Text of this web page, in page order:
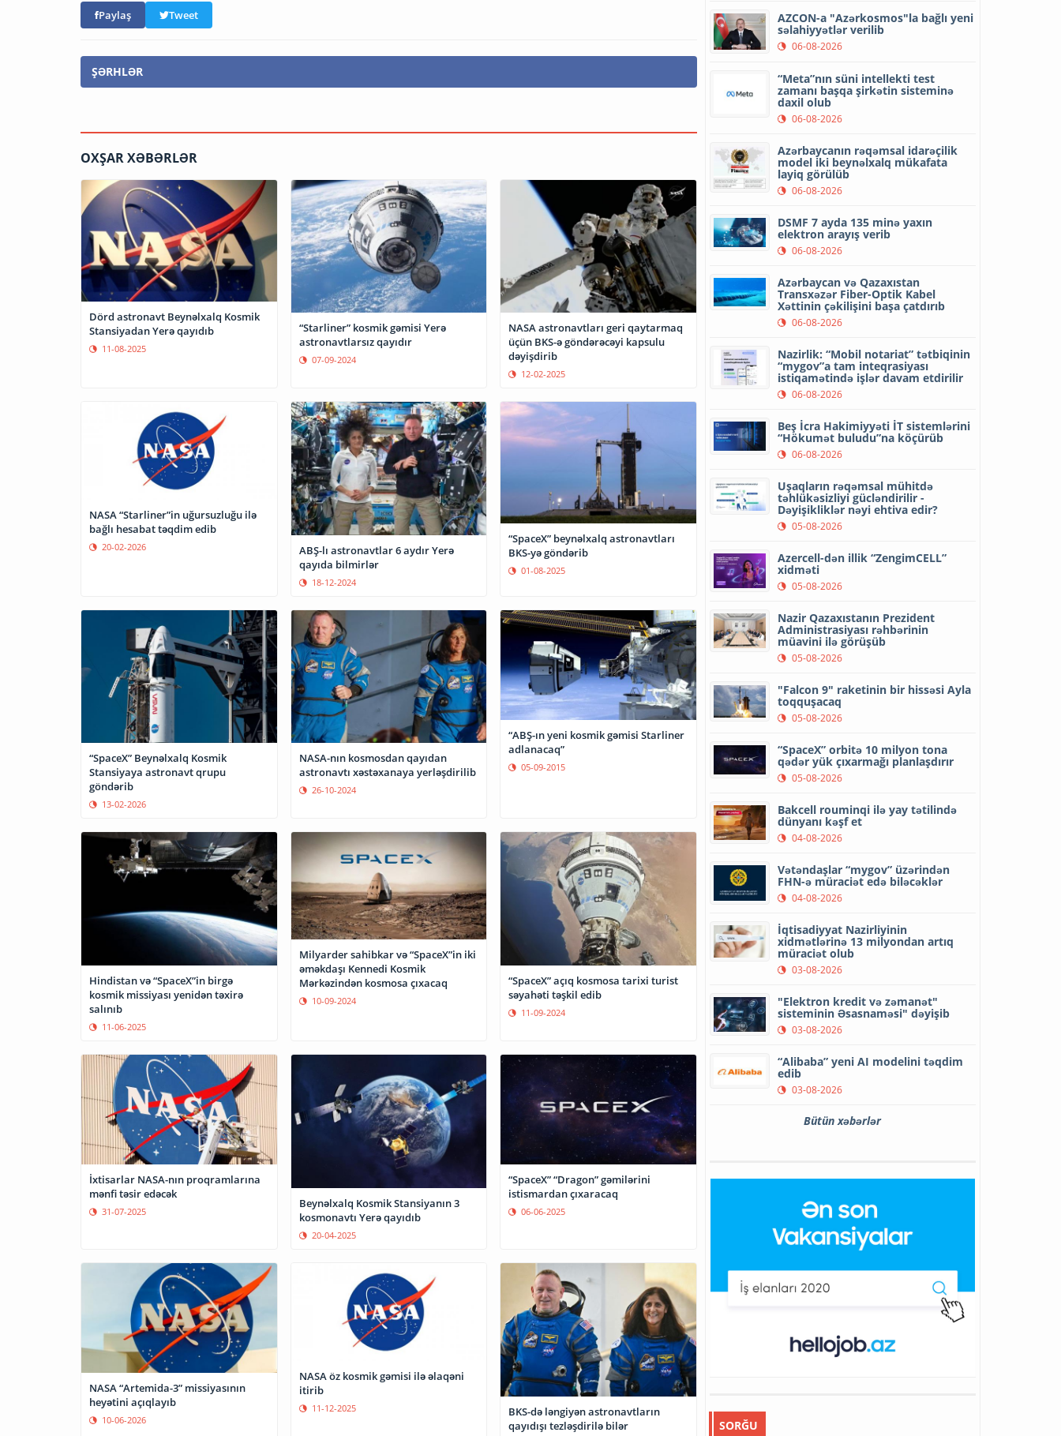
Paylaş Tweet
ŞƏRHLƏR
OXŞAR XƏBƏRLƏR
Dörd astronavt Beynəlxalq Kosmik
Stansiyadan Yerə qayıdıb
11-08-2025
“Starliner” kosmik gəmisi Yerə
astronavtlarsız qayıdır
07-09-2024
NASA astronavtları geri qaytarmaq
üçün BKS-ə göndərəcəyi kapsulu
dəyişdirib
12-02-2025
NASA “Starliner”in uğursuzluğu ilə
bağlı hesabat təqdim edib
20-02-2026
ABŞ-lı astronavtlar 6 aydır Yerə
qayıda bilmirlər
18-12-2024
“SpaceX” beynəlxalq astronavtları
BKS-yə göndərib
01-08-2025
“SpaceX” Beynəlxalq Kosmik
Stansiyaya astronavt qrupu
göndərib
13-02-2026
NASA-nın kosmosdan qayıdan
astronavtı xəstəxanaya yerləşdirilib
26-10-2024
“ABŞ-ın yeni kosmik gəmisi Starliner
adlanacaq”
05-09-2015
Hindistan və “SpaceX”in birgə
kosmik missiyası yenidən təxirə
salınıb
11-06-2025
Milyarder sahibkar və “SpaceX”in iki
əməkdaşı Kennedi Kosmik
Mərkəzindən kosmosa çıxacaq
10-09-2024
“SpaceX” açıq kosmosa tarixi turist
səyahəti təşkil edib
11-09-2024
İxtisarlar NASA-nın proqramlarına
mənfi təsir edəcək
31-07-2025
Beynəlxalq Kosmik Stansiyanın 3
kosmonavtı Yerə qayıdıb
20-04-2025
“SpaceX” “Dragon” gəmilərini
istismardan çıxaracaq
06-06-2025
NASA “Artemida-3” missiyasının
heyətini açıqlayıb
10-06-2026
NASA öz kosmik gəmisi ilə əlaqəni
itirib
11-12-2025
BKS-də ləngiyən astronavtların
qayıdışı tezləşdirilə bilər
AZCON-a "Azərkosmos"la bağlı yeni
səlahiyyətlər verilib
06-08-2026
“Meta”nın süni intellekti test
zamanı başqa şirkətin sisteminə
daxil olub
06-08-2026
Azərbaycanın rəqəmsal idarəçilik
model iki beynəlxalq mükafata
layiq görülüb
06-08-2026
DSMF 7 ayda 135 minə yaxın
elektron arayış verib
06-08-2026
Azərbaycan və Qazaxıstan
Transxəzər Fiber-Optik Kabel
Xəttinin çəkilişini başa çatdırıb
06-08-2026
Nazirlik: “Mobil notariat” tətbiqinin
“mygov”a tam inteqrasiyası
istiqamətində işlər davam etdirilir
06-08-2026
Beş İcra Hakimiyyəti İT sistemlərini
“Hökumət buludu”na köçürüb
06-08-2026
Uşaqların rəqəmsal mühitdə
təhlükəsizliyi gücləndirilir -
Dəyişikliklər nəyi ehtiva edir?
05-08-2026
Azercell-dən illik “ZengimCELL”
xidməti
05-08-2026
Nazir Qazaxıstanın Prezident
Administrasiyası rəhbərinin
müavini ilə görüşüb
05-08-2026
"Falcon 9" raketinin bir hissəsi Ayla
toqquşacaq
05-08-2026
“SpaceX” orbitə 10 milyon tona
qədər yük çıxarmağı planlaşdırır
05-08-2026
Bakcell rouminqi ilə yay tətilində
dünyanı kəşf et
04-08-2026
Vətəndaşlar “mygov” üzərindən
FHN-ə müraciət edə biləcəklər
04-08-2026
İqtisadiyyat Nazirliyinin
xidmətlərinə 13 milyondan artıq
müraciət olub
03-08-2026
"Elektron kredit və zəmanət"
sisteminin Əsasnaməsi" dəyişib
03-08-2026
“Alibaba” yeni AI modelini təqdim
edib
03-08-2026
Bütün xəbərlər
SORĞU